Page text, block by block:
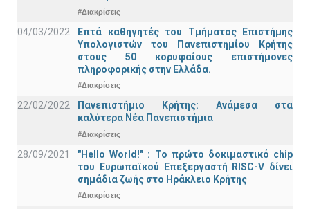
#Διακρίσεις
04/03/2022
Επτά καθηγητές του Τμήματος Επιστήμης
Υπολογιστών του Πανεπιστημίου Κρήτης
στους 50 κορυφαίους επιστήμονες
πληροφορικής στην Ελλάδα.
#Διακρίσεις
22/02/2022
Πανεπιστήμιο Κρήτης: Ανάμεσα στα
καλύτερα Νέα Πανεπιστήμια
#Διακρίσεις
28/09/2021
"Hello World!" : Το πρώτο δοκιμαστικό chip
του Ευρωπαϊκού Επεξεργαστή RISC-V δίνει
σημάδια ζωής στο Ηράκλειο Κρήτης
#Διακρίσεις